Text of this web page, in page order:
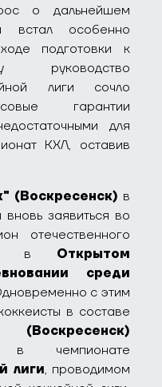
о дальнейшем
встал особенно
подготовки к
руководство
лиги сочло
гарантии
для
КХЛ, оставив
(Воскресенск) в
заявиться во
отечественного
в Открытом
среди
с этим
в составе
(Воскресенск)
в чемпионате
лиги, проводимом